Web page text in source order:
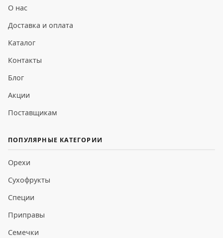
О нас
Доставка и оплата
Каталог
Контакты
Блог
Акции
Поставщикам
ПОПУЛЯРНЫЕ КАТЕГОРИИ
Орехи
Сухофрукты
Специи
Приправы
Семечки